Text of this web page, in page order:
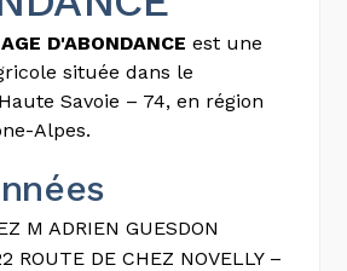
D'ABONDANCE est une
située dans le
Savoie – 74, en région
Alpes.
M ADRIEN GUESDON
ROUTE DE CHEZ NOVELLY –